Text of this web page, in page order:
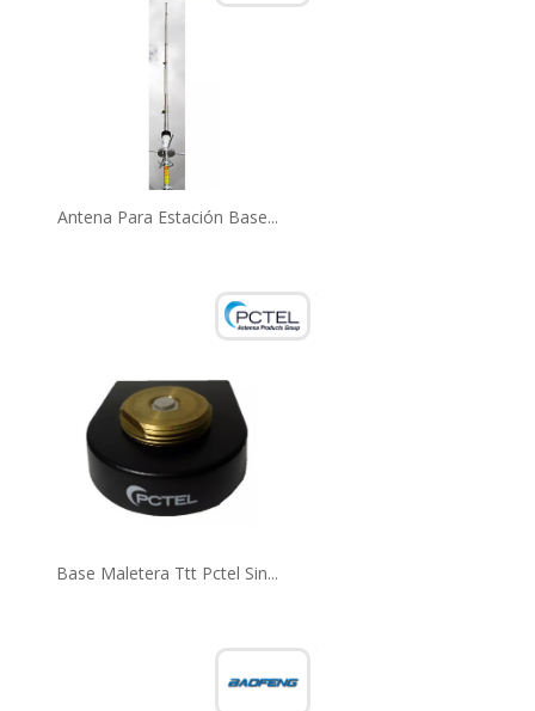
Antena Para Estación Base...
Base Maletera Ttt Pctel Sin...